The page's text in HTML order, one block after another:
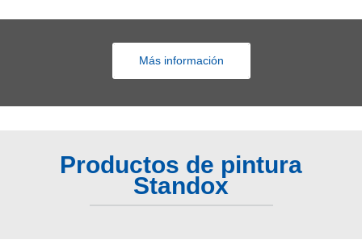
Más información
Productos de pintura
Standox